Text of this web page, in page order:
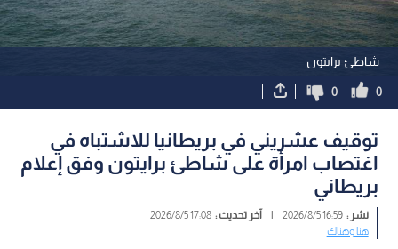
شاطئ برايتون
0
0
توقيف عشريني في بريطانيا للاشتباه في
اغتصاب امرأة على شاطئ برايتون وفق إعلام
بريطاني
نشر :16:59 2026/8/5
| آخر تحديث :17:08 2026/8/5
هنا وهناك